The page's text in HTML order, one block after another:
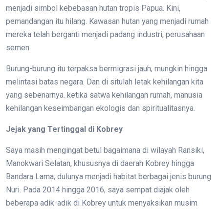
menjadi simbol kebebasan hutan tropis Papua. Kini,
pemandangan itu hilang. Kawasan hutan yang menjadi rumah
mereka telah berganti menjadi padang industri, perusahaan
semen.
Burung-burung itu terpaksa bermigrasi jauh, mungkin hingga
melintasi batas negara. Dan di situlah letak kehilangan kita
yang sebenarnya. ketika satwa kehilangan rumah, manusia
kehilangan keseimbangan ekologis dan spiritualitasnya.
Jejak yang Tertinggal di Kobrey
Saya masih mengingat betul bagaimana di wilayah Ransiki,
Manokwari Selatan, khususnya di daerah Kobrey hingga
Bandara Lama, dulunya menjadi habitat berbagai jenis burung
Nuri. Pada 2014 hingga 2016, saya sempat diajak oleh
beberapa adik-adik di Kobrey untuk menyaksikan musim